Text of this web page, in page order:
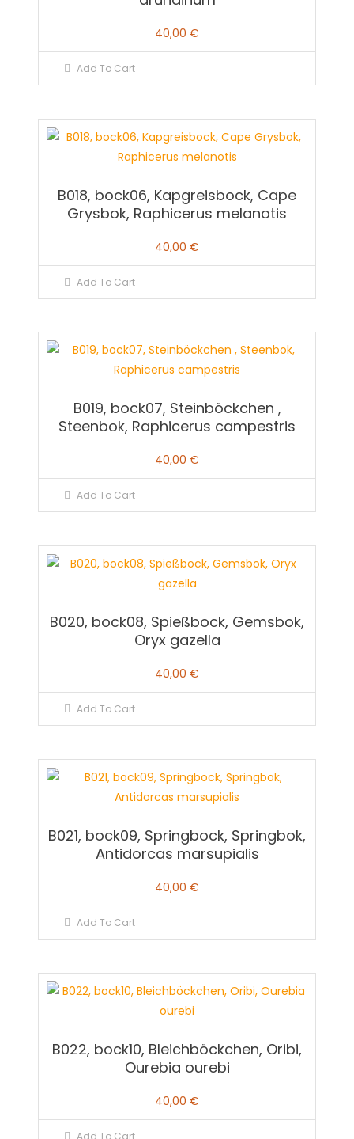
40,00 €
Add To Cart
B018, bock06, Kapgreisbock, Cape
Grysbok, Raphicerus melanotis
40,00 €
Add To Cart
B019, bock07, Steinböckchen ,
Steenbok, Raphicerus campestris
40,00 €
Add To Cart
B020, bock08, Spießbock, Gemsbok,
Oryx gazella
40,00 €
Add To Cart
B021, bock09, Springbock, Springbok,
Antidorcas marsupialis
40,00 €
Add To Cart
B022, bock10, Bleichböckchen, Oribi,
Ourebia ourebi
40,00 €
Add To Cart